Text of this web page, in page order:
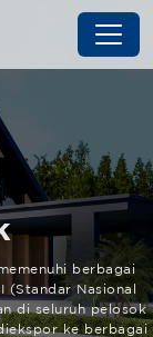
berbagai
(Standar Nasional
di seluruh pelosok
ke berbagai